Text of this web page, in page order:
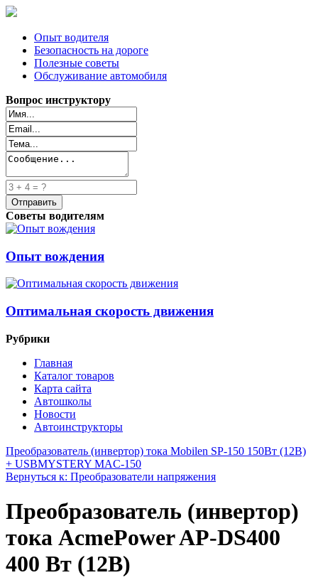
Опыт водителя
Безопасность на дороге
Полезные советы
Обслуживание автомобиля
Вопрос инструктору
Советы водителям
Опыт вождения
Оптимальная скорость движения
Рубрики
Главная
Каталог товаров
Карта сайта
Автошколы
Новости
Автоинструкторы
Преобразователь (инвертор) тока Mobilen SP-150 150Вт (12В)
+ USBMYSTERY MAC-150
Вернуться к: Преобразователи напряжения
Преобразователь (инвертор)
тока AcmePower AP-DS400
400 Вт (12В)